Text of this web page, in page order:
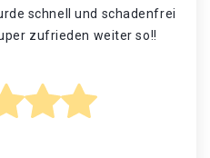
schnell und schadenfrei
zufrieden weiter so!!